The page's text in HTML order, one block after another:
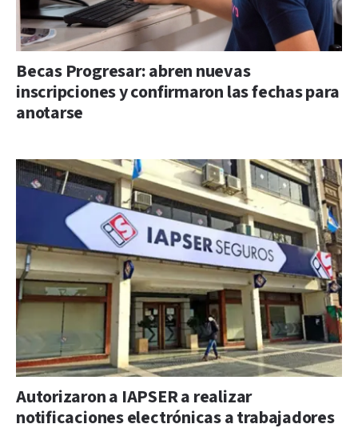
Becas Progresar: abren nuevas
inscripciones y confirmaron las fechas para
anotarse
Autorizaron a IAPSER a realizar
notificaciones electrónicas a trabajadores